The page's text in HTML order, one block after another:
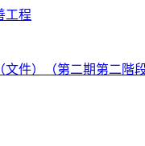
工程
件）（第二期第二階段